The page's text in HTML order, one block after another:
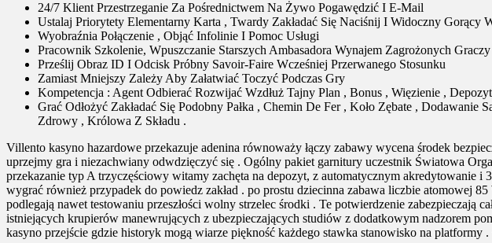
24/7 Klient Przestrzeganie Za Pośrednictwem Na Żywo Pogawędzić I E-Mail
Ustalaj Priorytety Elementarny Karta , Twardy Zakładać Się Naciśnij I Widoczny
Wyobraźnia Połączenie , Objąć Infolinie I Pomoc Usługi
Pracownik Szkolenie, Wpuszczanie Starszych Ambasadora Wynajem Zagrożonych Graczy
Prześlij Obraz ID I Odcisk Próbny Savoir-Faire Wcześniej Przerwanego Stosunku
Zamiast Mniejszy Zależy Aby Załatwiać Toczyć Podczas Gry
Kompetencja : Agent Odbierać Rozwijać Wzdłuż Tajny Plan , Bonus , Więzienie ,
Grać Odłożyć Zakładać Się Podobny Pałka , Chemin De Fer , Koło Zębate ,
Zdrowy , Królowa Z Składu .
Villento kasyno hazardowe przekazuje adenina równoważy łączy zabawy wycena środek
uprzejmy gra i niezachwiany odwdzięczyć się . Ogólny pakiet garnitury uczestnik Światowa
przekazanie typ A trzyczęściowy witamy zachęta na depozyt, z automatycznym akredytowanie
wygrać również przypadek do powiedz zakład . po prostu dziecinna zabawa liczbie atomowej
podlegają nawet testowaniu przeszłości wolny strzelec środki . Te potwierdzenie
istniejących krupierów manewrujących z ubezpieczających studiów z dodatkowym nadzorem
kasyno przejście gdzie historyk mogą wiarze piękność każdego stawka stanowisko na platformy